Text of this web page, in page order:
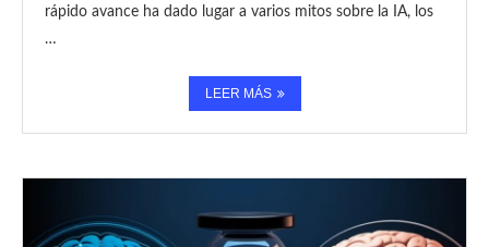
rápido avance ha dado lugar a varios mitos sobre la IA, los
…
LEER MÁS